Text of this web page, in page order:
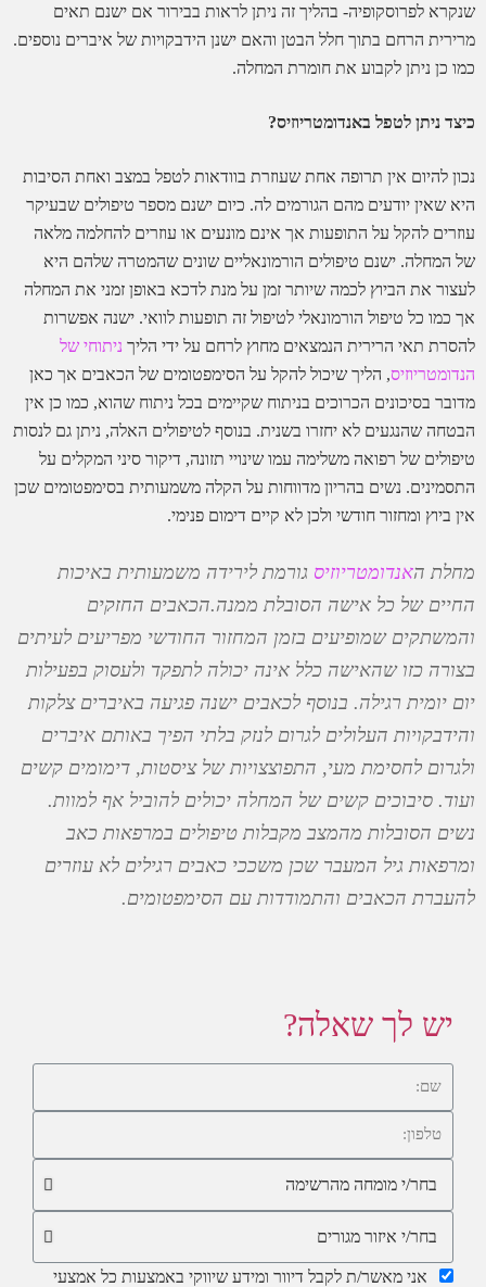
שנקרא לפרוסקופיה- בהליך זה ניתן לראות בבירור אם ישנם תאים
מרירית הרחם בתוך חלל הבטן והאם ישנן הידבקויות של איברים נוספים.
כמו כן ניתן לקבוע את חומרת המחלה.
כיצד ניתן לטפל באנדומטריוזיס?
נכון להיום אין תרופה אחת שעוזרת בוודאות לטפל במצב ואחת הסיבות
היא שאין יודעים מהם הגורמים לה. כיום ישנם מספר טיפולים שבעיקר
עוזרים להקל על התופעות אך אינם מונעים או עוזרים להחלמה מלאה
של המחלה. ישנם טיפולים הורמונאליים שונים שהמטרה שלהם היא
לעצור את הביוץ לכמה שיותר זמן על מנת לדכא באופן זמני את המחלה
אך כמו כל טיפול הורמונאלי לטיפול זה תופעות לוואי. ישנה אפשרות
להסרת תאי הרירית הנמצאים מחוץ לרחם על ידי הליך ניתוחי של
הנדומטריוזיס, הליך שיכול להקל על הסימפטומים של הכאבים אך כאן
מדובר בסיכונים הכרוכים בניתוח שקיימים בכל ניתוח שהוא, כמו כן אין
הבטחה שהנגעים לא יחזרו בשנית. בנוסף לטיפולים האלה, ניתן גם לנסות
טיפולים של רפואה משלימה עמו שינויי תזונה, דיקור סיני המקלים על
התסמינים. נשים בהריון מדווחות על הקלה משמעותית בסימפטומים שכן
אין ביוץ ומחזור חודשי ולכן לא קיים דימום פנימי.
מחלת האנדומטריוזיס גורמת לירידה משמעותית באיכות
החיים של כל אישה הסובלת ממנה.הכאבים החזקים
והמשתקים שמופיעים בזמן המחזור החודשי מפריעים לעיתים
בצורה כזו שהאישה כלל אינה יכולה לתפקד ולעסוק בפעילות
יום יומית רגילה. בנוסף לכאבים ישנה פגיעה באיברים צלקות
והידבקויות העלולים לגרום לנזק בלתי הפיך באותם איברים
ולגרום לחסימת מעי, התפוצצויות של ציסטות, דימומים קשים
ועוד. סיבוכים קשים של המחלה יכולים להוביל אף למוות.
נשים הסובלות מהמצב מקבלות טיפולים במרפאות כאב
ומרפאות גיל המעבר שכן משככי כאבים רגילים לא עוזרים
להעברת הכאבים והתמודדות עם הסימפטומים.
יש לך שאלה?
אני מאשר/ת לקבל דיוור ומידע שיווקי באמצעות כל אמצעי